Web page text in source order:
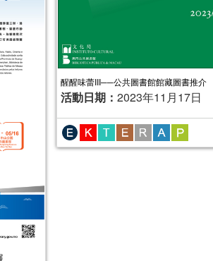
醒醒味蕾III──公共圖書館館藏圖書推介
活動日期： 2023年11月17日